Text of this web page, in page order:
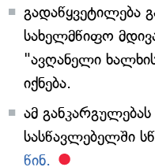
გადაწყვეტილება
სახელმწიფო
"ავღანელი
იქნება.
ამ
სასწავლებელში
წინ.